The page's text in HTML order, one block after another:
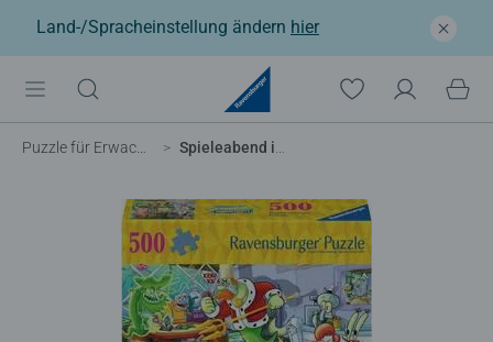
Land-/Spracheinstellung ändern hier
Puzzle für Erwachsene Spieleabend in der Krossen Krabbe